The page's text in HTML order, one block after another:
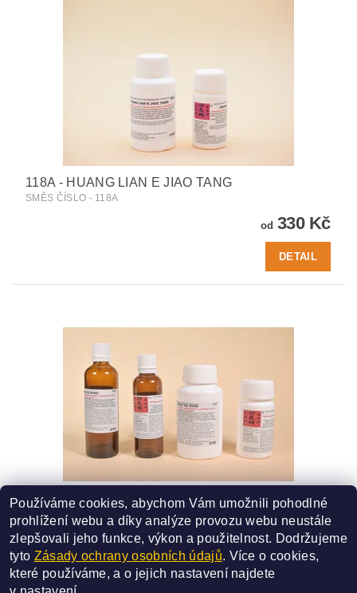
118A - HUANG LIAN E JIAO TANG
SMĚS ČÍSLO - 118A
od 330 Kč
DETAIL
97D - JI ZHUI GU DING
SMĚS ČÍSLO - 97D
od227 Kč
Používáme cookies, abychom Vám umožnili pohodlné
prohlížení webu a díky analýze provozu webu neustále
zlepšovali jeho funkce, výkon a použitelnost. Dodržujeme
tyto Zásady ochrany osobních údajů. Více o cookies,
které používáme, a o jejich nastavení najdete